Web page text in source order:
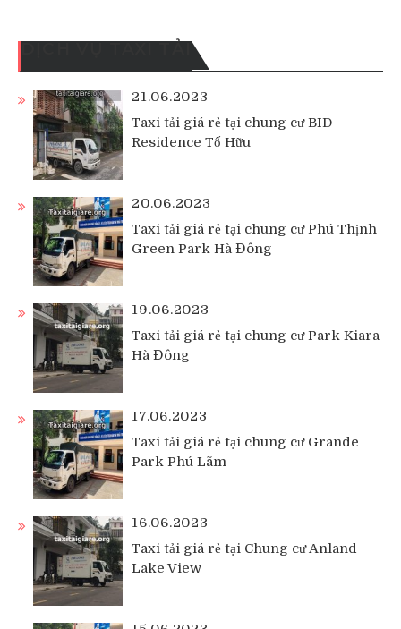
21.06.2023
Taxi tải giá rẻ tại chung cư BID
Residence Tố Hữu
20.06.2023
Taxi tải giá rẻ tại chung cư Phú Thịnh
Green Park Hà Đông
19.06.2023
Taxi tải giá rẻ tại chung cư Park Kiara
Hà Đông
17.06.2023
Taxi tải giá rẻ tại chung cư Grande
Park Phú Lãm
16.06.2023
Taxi tải giá rẻ tại Chung cư Anland
Lake View